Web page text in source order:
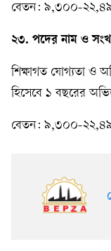
বেতন: ৯,৩০০-
২৩. পদের নাম ও
শিক্ষাগত যোগ্যতা ও
হিসেবে ১ বছরের
বেতন: ৯,৩০০-